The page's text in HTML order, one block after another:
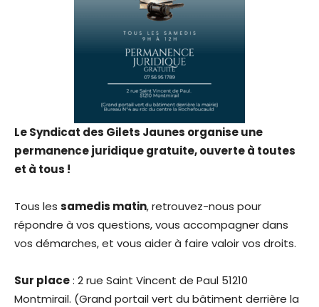
Le Syndicat des Gilets Jaunes organise une
permanence juridique gratuite, ouverte à toutes
et à tous !
Tous les samedis matin, retrouvez-nous pour
répondre à vos questions, vous accompagner dans
vos démarches, et vous aider à faire valoir vos droits.
Sur place: 2 rue Saint Vincent de Paul 51210
Montmirail. (Grand portail vert du bâtiment derrière la